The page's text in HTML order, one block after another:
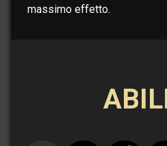
massimo effetto.